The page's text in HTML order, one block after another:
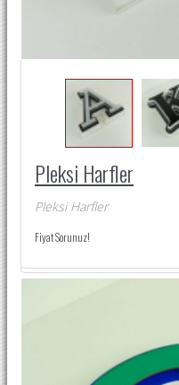
Pleksi Harfler
Pleksi Harfler
Fiyat Sorunuz!